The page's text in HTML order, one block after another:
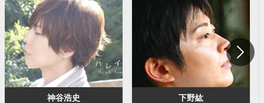
神谷浩史 下野紘